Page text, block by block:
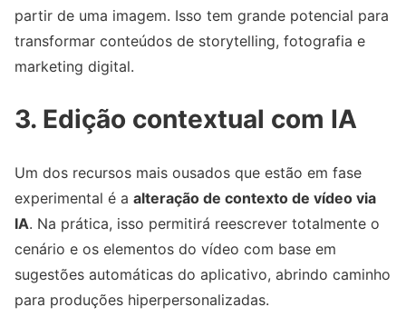
partir de uma imagem. Isso tem grande potencial para
transformar conteúdos de storytelling, fotografia e
marketing digital.
3. Edição contextual com IA
Um dos recursos mais ousados que estão em fase
experimental é a alteração de contexto de vídeo via
IA. Na prática, isso permitirá reescrever totalmente o
cenário e os elementos do vídeo com base em
sugestões automáticas do aplicativo, abrindo caminho
para produções hiperpersonalizadas.